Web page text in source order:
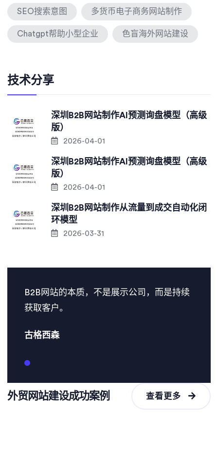
SEO搜索意图 多货币电子商务网站制作
Chatgpt帮助小型企业 色盲海外网站建设
技术分享
深圳B2B网站制作AI预测询盘模型（高级
版）
2026-04-01
深圳B2B网站制作AI预测询盘模型（高级
版）
2026-04-01
深圳B2B网站制作从流量到成交自动化闭
环模型
2026-03-31
B2B网站的本质，不是展示公司，而是持续
获取客户。
古格西森
外贸网站建设成功案例 查看更多